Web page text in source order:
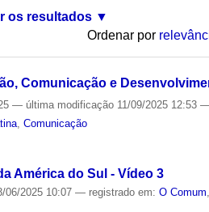
os resultados
Ordenar por
Comunicação e
— última modificação 11/09/2025 12:53—
,Comunicação
América do Sul - Vídeo 3
06/2025 10:07— registrado em:O Comum